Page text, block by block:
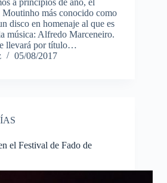
a principios de año, el
más conocido como
disco en homenaje al que es
música: Alfredo Marceneiro.
llevará por título…
05/08/2017
el Festival de Fado de